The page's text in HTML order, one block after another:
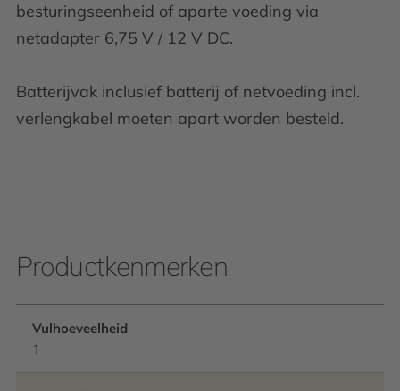
besturingseenheid of aparte voeding via
netadapter 6,75 V / 12 V DC.
Batterijvak inclusief batterij of netvoeding incl.
verlengkabel moeten apart worden besteld.
Productkenmerken
Vulhoeveelheid
1